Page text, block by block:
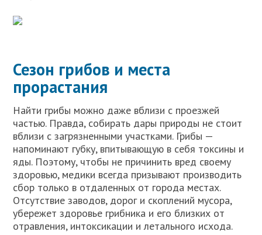
Сезон грибов и места
прорастания
Найти грибы можно даже вблизи с проезжей
частью. Правда, собирать дары природы не стоит
вблизи с загрязненными участками. Грибы —
напоминают губку, впитывающую в себя токсины и
яды. Поэтому, чтобы не причинить вред своему
здоровью, медики всегда призывают производить
сбор только в отдаленных от города местах.
Отсутствие заводов, дорог и скоплений мусора,
убережет здоровье грибника и его близких от
отравления, интоксикации и летального исхода.